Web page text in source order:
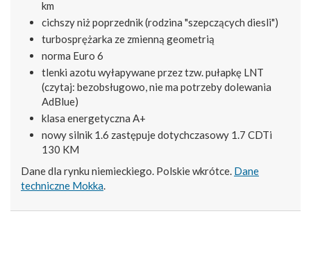
km
cichszy niż poprzednik (rodzina "szepczących diesli")
turbosprężarka ze zmienną geometrią
norma Euro 6
tlenki azotu wyłapywane przez tzw. pułapkę LNT
(czytaj: bezobsługowo, nie ma potrzeby dolewania
AdBlue)
klasa energetyczna A+
nowy silnik 1.6 zastępuje dotychczasowy 1.7 CDTi
130 KM
Dane dla rynku niemieckiego. Polskie wkrótce. Dane
techniczne Mokka.